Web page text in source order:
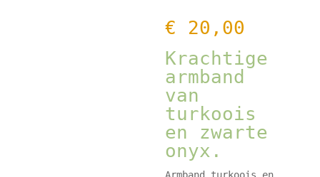
klant
waardering
€ 20,00
Krachtige
armband
van
turkoois
en zwarte
onyx.
Armband turkoois en